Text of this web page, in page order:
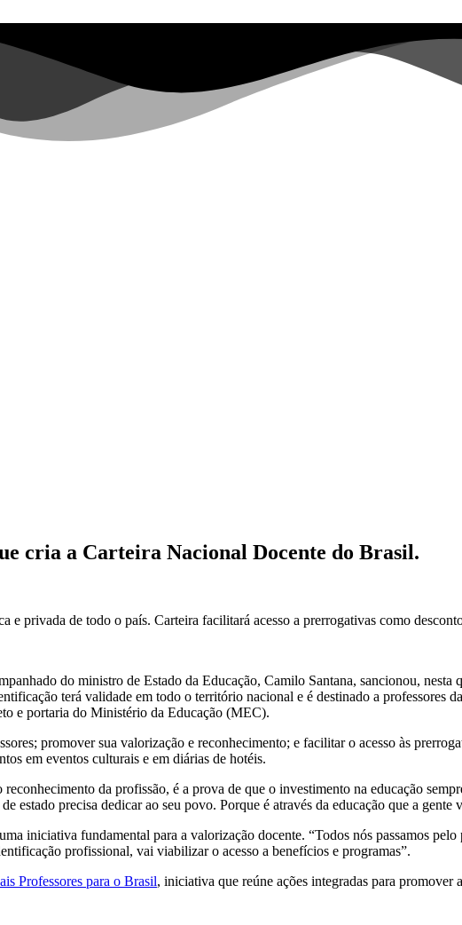
cria a Carteira Nacional Docente do Brasil.
e privada de todo o país. Carteira facilitará acesso a prerrogativas como
do ministro de Estado da Educação, Camilo Santana, sancionou, nesta
terá validade em todo o território nacional e é destinado a professores
e portaria do Ministério da Educação (MEC).
promover sua valorização e reconhecimento; e facilitar o acesso às
em eventos culturais e em diárias de hotéis.
da profissão, é a prova de que o investimento na educação
estado precisa dedicar ao seu povo. Porque é através da educação que a
iniciativa fundamental para a valorização docente. “Todos nós passamos pelo
profissional, vai viabilizar o acesso a benefícios e programas”.
Professores para o Brasil, iniciativa que reúne ações integradas para